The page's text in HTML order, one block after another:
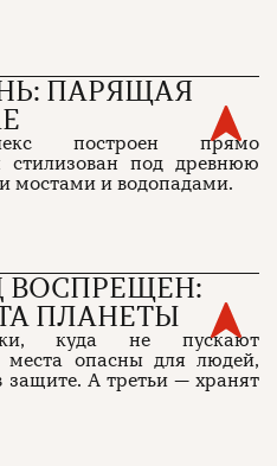
ПАРЯЩАЯ
построен прямо
под древнюю
мостами и водопадами.
ВОСПРЕЩЕН:
ПЛАНЕТЫ
куда не пускают
места опасны для людей,
А третьи — хранят